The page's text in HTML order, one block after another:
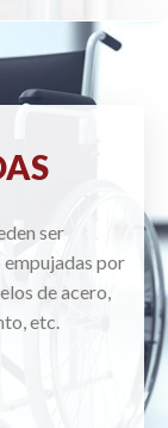
ser
por
de acero,
etc.